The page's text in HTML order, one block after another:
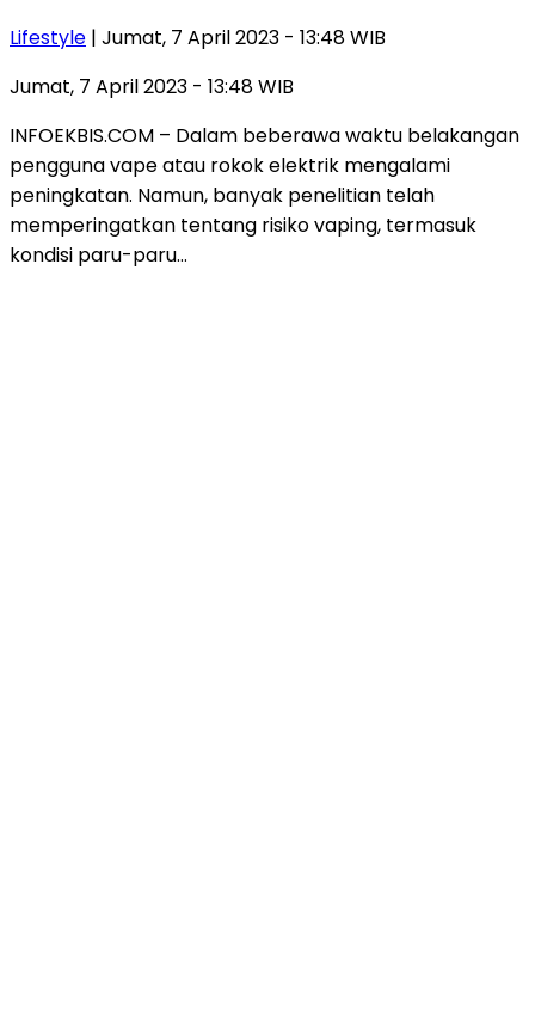
Lifestyle | Jumat, 7 April 2023 - 13:48 WIB
Jumat, 7 April 2023 - 13:48 WIB
INFOEKBIS.COM – Dalam beberawa waktu belakangan
pengguna vape atau rokok elektrik mengalami
peningkatan. Namun, banyak penelitian telah
memperingatkan tentang risiko vaping, termasuk
kondisi paru-paru…